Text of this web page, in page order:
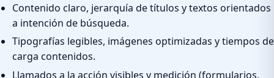
Contenido claro, jerarquía de títulos y textos orientados
a intención de búsqueda.
Tipografías legibles, imágenes optimizadas y tiempos de
carga contenidos.
Llamados a la acción visibles y medición (formularios,